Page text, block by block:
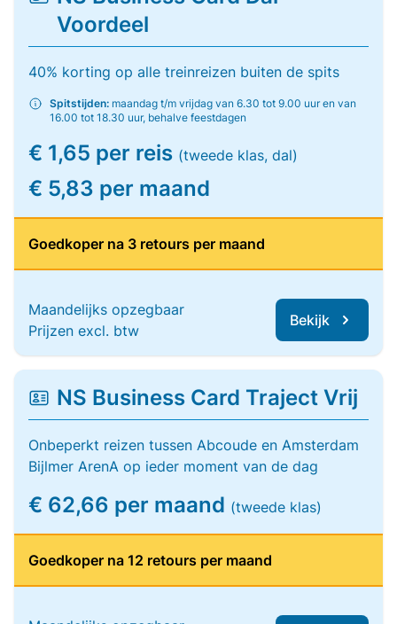
Voordeel
40% korting op alle treinreizen buiten de spits
Spitstijden: maandag t/m vrijdag van 6.30 tot 9.00 uur en van
16.00 tot 18.30 uur, behalve feestdagen
€ 1,65 per reis (tweede klas, dal)
€ 5,83 per maand
Goedkoper na 3 retours per maand
Maandelijks opzegbaar
Prijzen excl. btw
Bekijk
NS Business Card Traject Vrij
Onbeperkt reizen tussen Abcoude en Amsterdam
Bijlmer ArenA op ieder moment van de dag
€ 62,66 per maand (tweede klas)
Goedkoper na 12 retours per maand